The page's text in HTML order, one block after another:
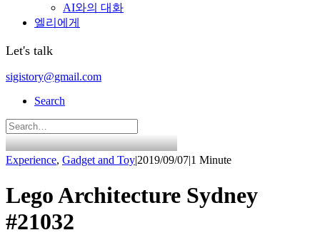
AI와의 대화
엘리에게
Let's talk
sigistory@gmail.com
Search
Experience, Gadget and Toy|2019/09/07|1 Minute
Lego Architecture Sydney
#21032